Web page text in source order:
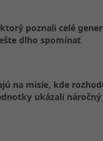
ktorý poznali celé
dlho spomínať
na misie, kde
ukázali